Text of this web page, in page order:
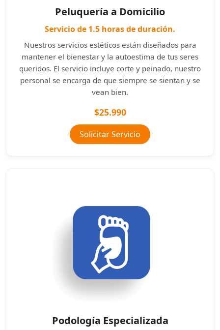
Peluquería a Domicilio
Servicio de 1.5 horas de duración.
Nuestros servicios estéticos están diseñados para
mantener el bienestar y la autoestima de tus seres
queridos. El servicio incluye corte y peinado, nuestro
personal se encarga de que siempre se sientan y se
vean bien.
$25.990
Solicitar Servicio
Podología Especializada